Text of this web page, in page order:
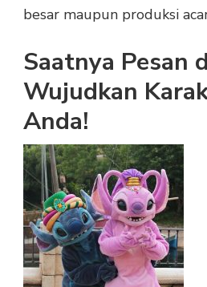
besar maupun produksi
Saatnya Pesan
Wujudkan
Anda!